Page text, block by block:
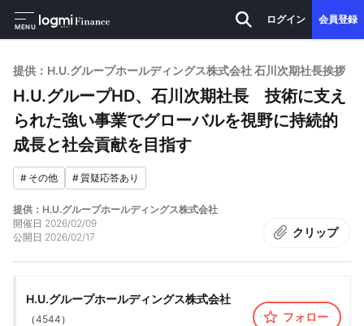
MENU
ログイン 会員登録
提供：H.U.グループホールディングス株式会社 石川次期社長挨拶
H.U.グループHD、石川次期社長 技術に支え
られた強い事業でグローバルを視野に持続的
成長と社会貢献を目指す
# その他 #質疑応答あり
提供：H.U.グループホールディングス株式会社
開催日 2026/02/09
公開日 2026/02/17 クリップ
H.U.グループホールディングス株式会社
（4544 ）
フォロー